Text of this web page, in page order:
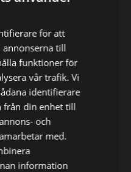
tar ett nytt rovdjur en
den stora katten.
vändpunkt i
för att
annonserna till
funktioner för
vår trafik. Vi
identifierare
från din enhet till
och
med.
information